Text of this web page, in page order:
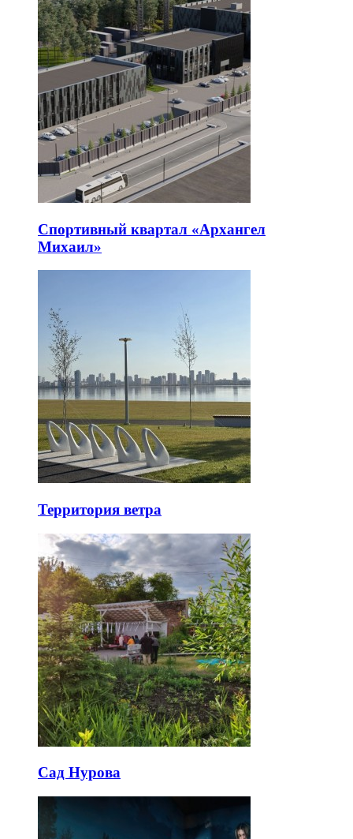
Спортивный квартал «Архангел
Михаил»
Территория ветра
Сад Нурова